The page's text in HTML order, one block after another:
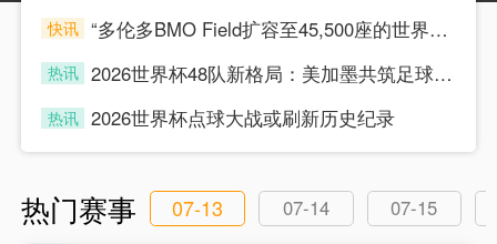
快讯
“多伦多BMO Field扩容至45,500座的世界杯声场适配性仿真分析（2026）”
热讯
2026世界杯48队新格局：美加墨共筑足球盛宴，北美势力版图全面重构
热讯 2026世界杯点球大战或刷新历史纪录
热门赛事 07-13 07-14
07-15